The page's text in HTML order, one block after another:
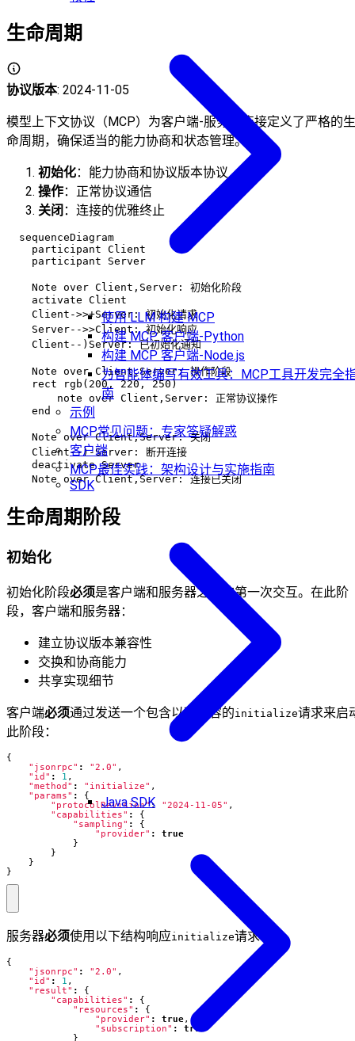
使用 LLM 构建 MCP
构建 MCP 客户端-Python
构建 MCP 客户端-Node.js
为智能体编写有效工具：MCP工具开发完全
南
示例
MCP常见问题：专家答疑解惑
客户端
MCP最佳实践：架构设计与实施指南
SDK
Java SDK
生命周期
协议版本: 2024-11-05
模型上下文协议（MCP）为客户端-服务器连接定义了严格的生
命周期，确保适当的能力协商和状态管理。
初始化：能力协商和协议版本协议
操作：正常协议通信
关闭 ：连接的优雅终止
  sequenceDiagram
    participant Client
    participant Server
    Note over Client,Server: 初始化阶段
    activate Client
    Client->>+Server: 初始化请求
    Server-->>Client: 初始化响应
    Client--)Server: 已初始化通知
    Note over Client,Server: 操作阶段
    rect rgb(200, 220, 250)
        note over Client,Server: 正常协议操作
    end
    Note over Client,Server: 关闭
    Client--)-Server: 断开连接
    deactivate Server
生命周期阶段
初始化
初始化阶段必须是客户端和服务器之间的第一次交互。在此阶
段，客户端和服务器：
建立协议版本兼容性
交换和协商能力
共享实现细节
客户端必须通过发送一个包含以下内容的initialize请求来启
此阶段：
{
"jsonrpc" : "2.0" ,
"id" : 1 ,
"method" : "initialize" ,
"params" :
{
"protocolRevision": "2024-11-05" ,
"capabilities" :
{
"sampling" :
{
"provider" :
true
}
}
}
}
服务器必须使用以下结构响应initialize请求：
{
"jsonrpc" : "2.0" ,
"id" : 1 ,
"result" :
{
"capabilities" :
{
"resources" :
{
"provider" : true,
"subscription" :
true
}